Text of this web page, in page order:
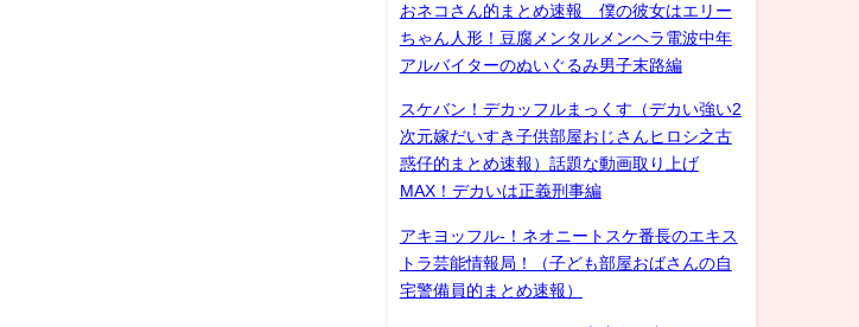
おネコさん的まとめ速報 僕の彼女はエリー
ちゃん人形！豆腐メンタルメンヘラ電波中年
アルバイターのぬいぐるみ男子末路編
スケバン！デカッフルまっくす（デカい強い2
次元嫁だいすき子供部屋おじさんヒロシ之古
惑仔的まとめ速報）話題な動画取り上げ
MAX！デカいは正義刑事編
アキヨッフル-！ネオニートスケ番長のエキス
トラ芸能情報局！（子ども部屋おばさんの自
宅警備員的まとめ速報）